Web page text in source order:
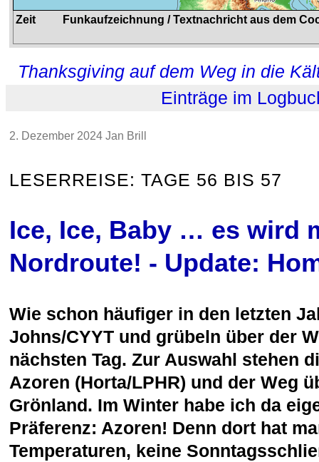
Zeit Funkaufzeichnung / Textnachricht aus dem
Thanksgiving auf dem Weg in die
Einträge im
2. Dezember 2024 Jan Brill
LESERREISE: TAGE 56 BIS 57
Ice, Ice, Baby … es wird
Nordroute! - Update:
Wie schon häufiger in den letzten
Johns/CYYT und grübeln über der
nächsten Tag. Zur Auswahl stehen
Azoren (Horta/LPHR) und der Weg
Grönland. Im Winter habe ich da
Präferenz: Azoren! Denn dort hat
Temperaturen, keine